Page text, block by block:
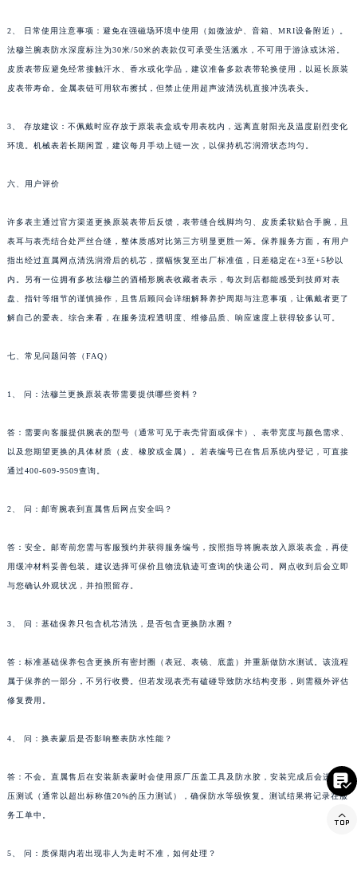
四川省眉山市东坡区三苏路法穆兰售后服务中心（需提前预约）
四川省绵阳市涪城区翠花街法穆兰售后服务中心（需提前预约）
四川省南充市高坪区江东大道法穆兰售后服务中心（需提前预约）
四川省自贡市自流井区华商北路法穆兰售后服务中心（需提前预约）
西藏自治区拉萨市城关区北京中路法穆兰售后服务中心（需提前预约）
西藏自治区林芝市巴宜区广东路法穆兰售后服务中心（需提前预约）
云南省楚雄彝族自治州楚雄市鹿城南路法穆兰售后服务中心（需提前预约）
云南省大理白族自治州大理市建设路法穆兰售后服务中心（需提前预约）
云南省丽江市古城区七星街法穆兰售后服务中心（需提前预约）
云南省临沧市临翔区世纪路法穆兰售后服务中心（需提前预约）
云南省曲靖市麒麟区学府路法穆兰售后服务中心（需提前预约）
云南省西双版纳傣族自治州景洪市宣慰大道法穆兰售后服务中心（需提前预约）
台湾省台北市万华区中华路法穆兰售后服务中心（需提前预约）
台湾省高雄市新兴区五福路法穆兰售后服务中心（需提前预约）
2、 日常使用注意事项：避免在强磁场环境中使用（如微波炉、音箱、MRI设备附近）。
法穆兰腕表防水深度标注为30米/50米的表款仅可承受生活溅水，不可用于游泳或沐浴。
皮质表带应避免经常接触汗水、香水或化学品，建议准备多款表带轮换使用，以延长原装
皮表带寿命。金属表链可用软布擦拭，但禁止使用超声波清洗机直接冲洗表头。
3、 存放建议：不佩戴时应存放于原装表盒或专用表枕内，远离直射阳光及温度剧烈变化
环境。机械表若长期闲置，建议每月手动上链一次，以保持机芯润滑状态均匀。
六、用户评价
许多表主通过官方渠道更换原装表带后反馈，表带缝合线脚均匀、皮质柔软贴合手腕，且
表耳与表壳结合处严丝合缝，整体质感对比第三方明显更胜一筹。保养服务方面，有用户
指出经过直属网点清洗润滑后的机芯，摆幅恢复至出厂标准值，日差稳定在+3至+5秒以
内。另有一位拥有多枚法穆兰的酒桶形腕表收藏者表示，每次到店都能感受到技师对表
盘、指针等细节的谨慎操作，且售后顾问会详细解释养护周期与注意事项，让佩戴者更了
解自己的爱表。综合来看，在服务流程透明度、维修品质、响应速度上获得较多认可。
七、常见问题问答（FAQ）
1、 问：法穆兰更换原装表带需要提供哪些资料？
答：需要向客服提供腕表的型号（通常可见于表壳背面或保卡）、表带宽度与颜色需求、
以及您期望更换的具体材质（皮、橡胶或金属）。若表编号已在售后系统内登记，可直接
通过400-609-9509查询。
2、 问：邮寄腕表到直属售后网点安全吗？
答：安全。邮寄前您需与客服预约并获得服务编号，按照指导将腕表放入原装表盒，再使
用缓冲材料妥善包装。建议选择可保价且物流轨迹可查询的快递公司。网点收到后会立即
与您确认外观状况，并拍照留存。
3、 问：基础保养只包含机芯清洗，是否包含更换防水圈？
答：标准基础保养包含更换所有密封圈（表冠、表镜、底盖）并重新做防水测试。该流程
属于保养的一部分，不另行收费。但若发现表壳有磕碰导致防水结构变形，则需额外评估
修复费用。
4、 问：换表蒙后是否影响整表防水性能？
答：不会。直属售后在安装新表蒙时会使用原厂压盖工具及防水胶，安装完成后会进行加
压测试（通常以超出标称值20%的压力测试），确保防水等级恢复。测试结果将记录在服
务工单中。
5、 问：质保期内若出现非人为走时不准，如何处理？

